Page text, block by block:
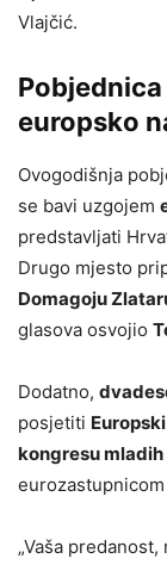
Vlajčić.
europsko
Ovogodišnja
se bavi uzgojem
predstavljati
Drugo mjesto
Domagoju
glasova osvojio
Dodatno,
posjetiti
kongresu
„Vaša